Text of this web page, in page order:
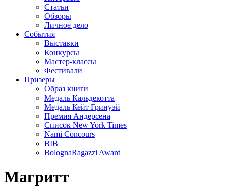
Статьи
Обзоры
Личное дело
События
Выставки
Конкурсы
Мастер-классы
Фестивали
Призеры
Образ книги
Медаль Кальдекотта
Медаль Кейт Гринуэй
Премия Андерсена
Список New York Times
Nami Concours
BIB
BolognaRagazzi Award
Магритт